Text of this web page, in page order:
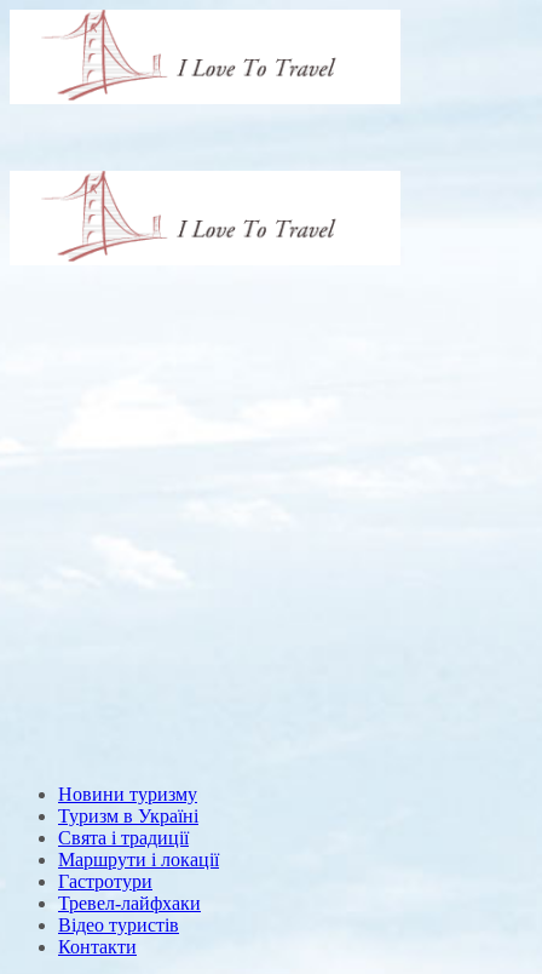
Новини туризму
Туризм в Україні
Свята і традиції
Маршрути і локації
Гастротури
Тревел-лайфхаки
Відео туристів
Контакти